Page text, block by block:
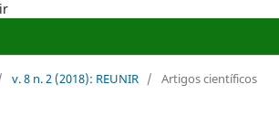
v. 8 n. 2 (2018): REUNIR / Artigos científicos